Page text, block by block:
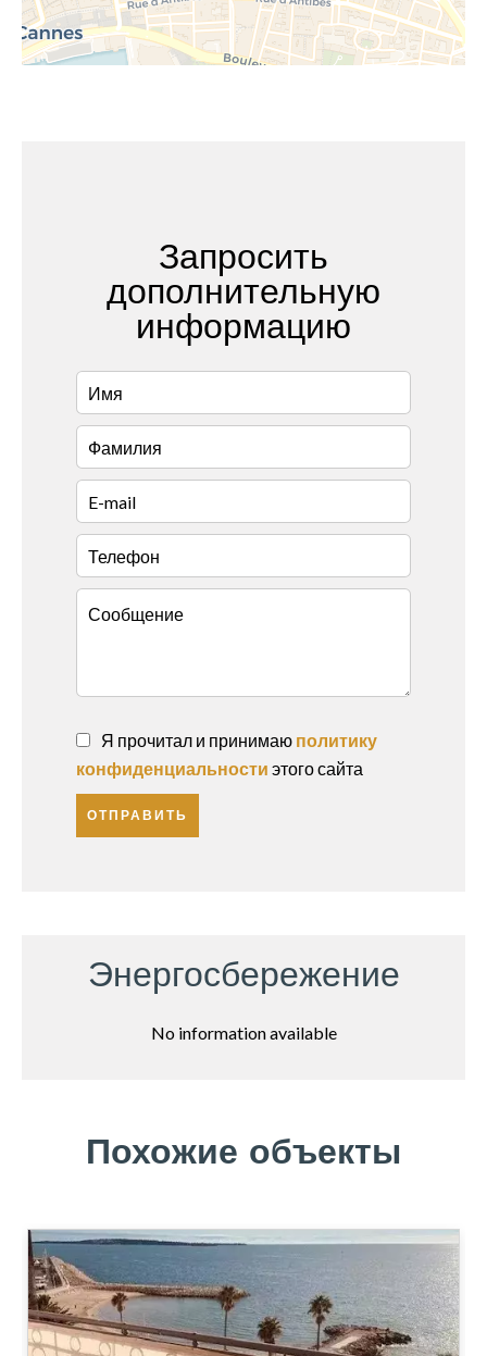
Запросить
дополнительную
информацию
Я прочитал и принимаю политику
конфиденциальности этого сайта
ОТПРАВИТЬ
Энергосбережение
No information available
Похожие объекты